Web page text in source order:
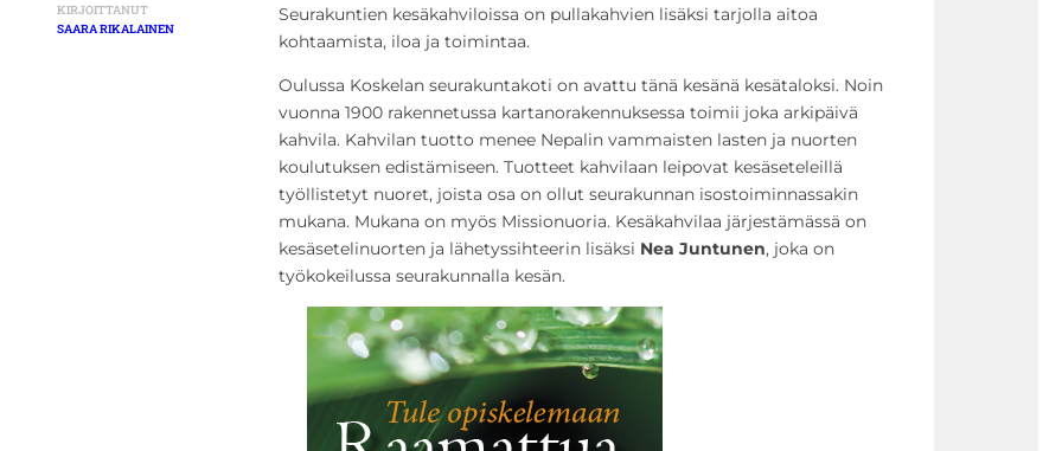
KIRJOITTANUT
SAARA RIKALAINEN
Seurakuntien kesäkahviloissa on pullakahvien lisäksi tarjolla aitoa
kohtaamista, iloa ja toimintaa.
Oulussa Koskelan seurakuntakoti on avattu tänä kesänä kesätaloksi. Noin
vuonna 1900 rakennetussa kartanorakennuksessa toimii joka arkipäivä
kahvila. Kahvilan tuotto menee Nepalin vammaisten lasten ja nuorten
koulutuksen edistämiseen. Tuotteet kahvilaan leipovat kesäseteleillä
työllistetyt nuoret, joista osa on ollut seurakunnan isostoiminnassakin
mukana. Mukana on myös Missionuoria. Kesäkahvilaa järjestämässä on
kesäsetelinuorten ja lähetyssihteerin lisäksi Nea Juntunen, joka on
työkokeilussa seurakunnalla kesän.